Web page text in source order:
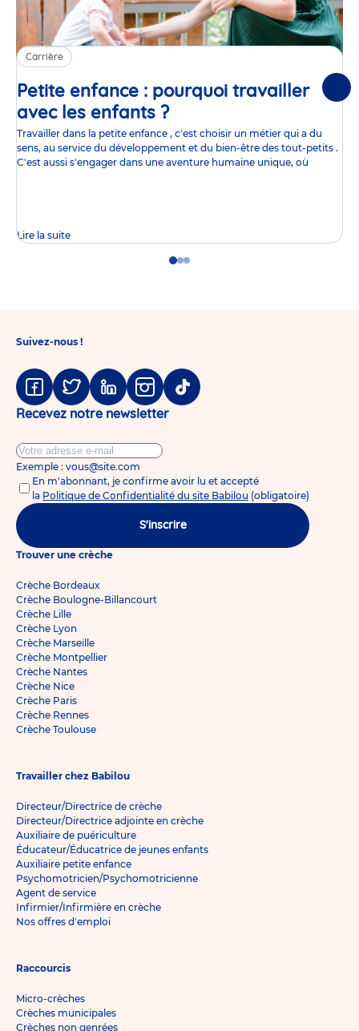
Carrière
Petite enfance : pourquoi travailler
avec les enfants ?Article
Travailler dans la petite enfance , c'est choisir un métier qui a du
sens, au service du développement et du bien-être des tout-petits .
C'est aussi s'engager dans une aventure humaine unique, où
Lire la suite
GoGoGo
Suivez-nous !
Facebook
TwitterLinkedinInstagram
Tiktok
Recevez notre newsletter
Exemple : vous@site.com
En m'abonnant, je confirme avoir lu et accepté
la Politique de Confidentialité du site Babilou (obligatoire)
S'inscrire
Trouver une crèche
Crèche Bordeaux
Crèche Boulogne-Billancourt
Crèche Lille
Crèche Lyon
Crèche Marseille
Crèche Montpellier
Crèche Nantes
Crèche Nice
Crèche Paris
Crèche Rennes
Crèche Toulouse
Travailler chez Babilou
Directeur/Directrice de crèche
Directeur/Directrice adjointe en crèche
Auxiliaire de puériculture
Éducateur/Éducatrice de jeunes enfants
Auxiliaire petite enfance
Psychomotricien/Psychomotricienne
Agent de service
Infirmier/Infirmière en crèche
Nos offres d'emploi
Raccourcis
Micro-crèches
Crèches municipales
Crèches non genrées